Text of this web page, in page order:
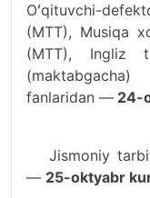
Oʻqituvchi-
(MTT), Musiqa
(MTT), Ingliz
fanlaridan — 24-
Jismoniy
— 25-oktyabr